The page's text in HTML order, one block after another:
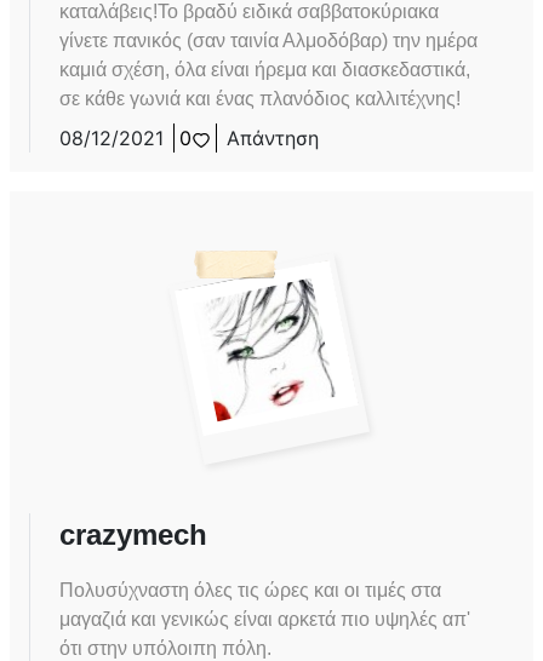
καταλάβεις!Το βραδύ ειδικά σαββατοκύριακα
γίνετε πανικός (σαν ταινία Αλμοδόβαρ) την ημέρα
καμιά σχέση, όλα είναι ήρεμα και διασκεδαστικά,
σε κάθε γωνιά και ένας πλανόδιος καλλιτέχνης!
08/12/2021 0 Απάντηση
crazymech
Πολυσύχναστη όλες τις ώρες και οι τιμές στα
μαγαζιά και γενικώς είναι αρκετά πιο υψηλές απ'
ότι στην υπόλοιπη πόλη.